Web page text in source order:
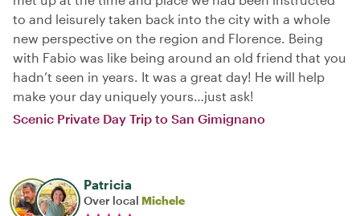
to and leisurely taken back into the city with a whole
new perspective on the region and Florence. Being
with Fabio was like being around an old friend that you
hadn’t seen in years. It was a great day! He will help
make your day uniquely yours…just ask!
Scenic Private Day Trip to San Gimignano
Patricia
Over local Michele